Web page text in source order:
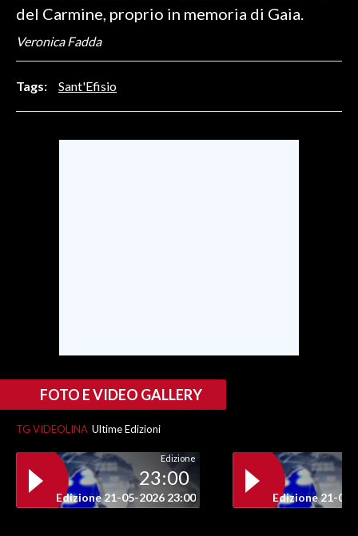
INSULARITÀ
INFO AZIENDE
ABBONATI
ANNUNCI
del Carmine, proprio in memoria di Gaia.
Veronica Fadda
Tags: Sant'Efisio
FOTO E VIDEO GALLERY
TG VIDEOLINA Ultime Edizioni
Edizione
23:00
Edizione 21-05-2026 23:00 Edizione 21-05-